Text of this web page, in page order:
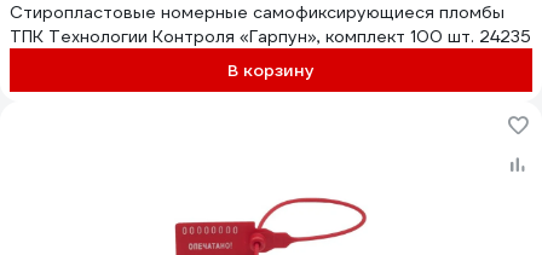
Стиропластовые номерные самофиксирующиеся пломбы
ТПК Технологии Контроля «Гарпун», комплект 100 шт. 24235
В корзину